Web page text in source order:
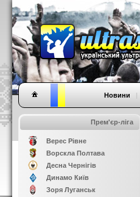
Новини |
Прем'єр-ліга
Верес Рівне
Ворскла Полтава
Десна Чернігів
Динамо Київ
Зоря Луганськ